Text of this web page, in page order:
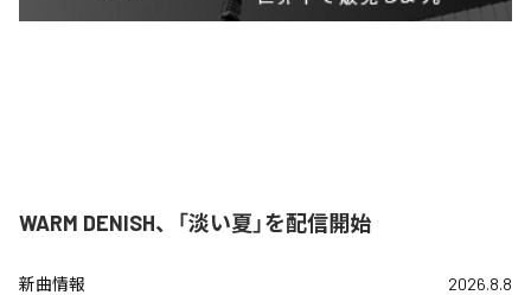
WARM DENISH、「淡い夏」を配信開始
新曲情報 2026.8.8